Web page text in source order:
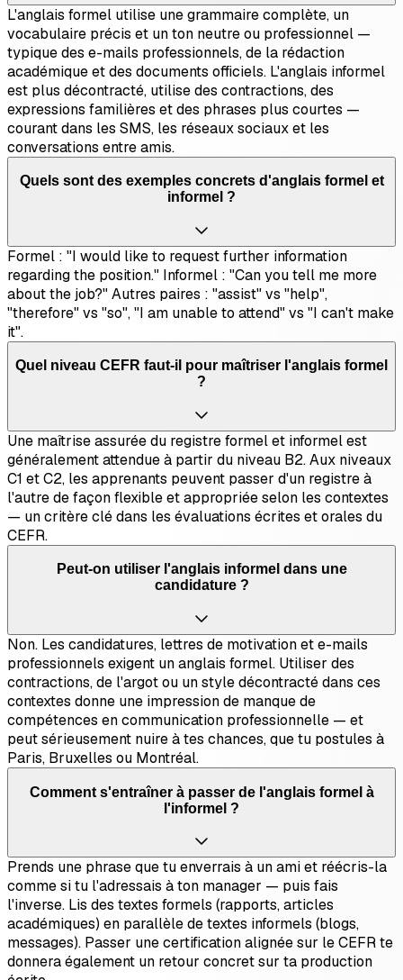
L'anglais formel utilise une grammaire complète, un
vocabulaire précis et un ton neutre ou professionnel —
typique des e-mails professionnels, de la rédaction
académique et des documents officiels. L'anglais informel
est plus décontracté, utilise des contractions, des
expressions familières et des phrases plus courtes —
courant dans les SMS, les réseaux sociaux et les
conversations entre amis.
Quels sont des exemples concrets d'anglais formel et
informel ?
Formel : "I would like to request further information
regarding the position." Informel : "Can you tell me more
about the job?" Autres paires : "assist" vs "help",
"therefore" vs "so", "I am unable to attend" vs "I can't make
it".
Quel niveau CEFR faut-il pour maîtriser l'anglais formel
?
Une maîtrise assurée du registre formel et informel est
généralement attendue à partir du niveau B2. Aux niveaux
C1 et C2, les apprenants peuvent passer d'un registre à
l'autre de façon flexible et appropriée selon les contextes
— un critère clé dans les évaluations écrites et orales du
CEFR.
Peut-on utiliser l'anglais informel dans une
candidature ?
Non. Les candidatures, lettres de motivation et e-mails
professionnels exigent un anglais formel. Utiliser des
contractions, de l'argot ou un style décontracté dans ces
contextes donne une impression de manque de
compétences en communication professionnelle — et
peut sérieusement nuire à tes chances, que tu postules à
Paris, Bruxelles ou Montréal.
Comment s'entraîner à passer de l'anglais formel à
l'informel ?
Prends une phrase que tu enverrais à un ami et réécris-la
comme si tu l'adressais à ton manager — puis fais
l'inverse. Lis des textes formels (rapports, articles
académiques) en parallèle de textes informels (blogs,
messages). Passer une certification alignée sur le CEFR te
donnera également un retour concret sur ta production